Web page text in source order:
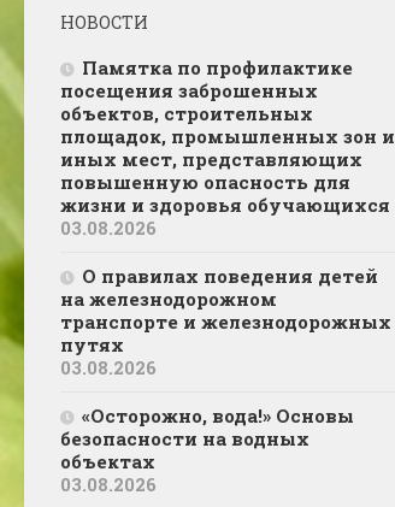
НОВОСТИ
Памятка по профилактике
посещения заброшенных
объектов, строительных
площадок, промышленных зон и
иных мест, представляющих
повышенную опасность для
жизни и здоровья обучающихся
03.08.2026
О правилах поведения детей
на железнодорожном
транспорте и железнодорожных
путях
03.08.2026
«Осторожно, вода!» Основы
безопасности на водных
объектах
03.08.2026